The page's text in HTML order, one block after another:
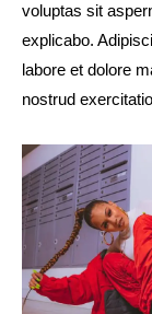
voluptas sit
explicabo.
labore et dolore
nostrud